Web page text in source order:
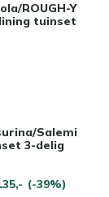
ROUGH-Y
tuinset
Salemi
3-delig
(-39%)